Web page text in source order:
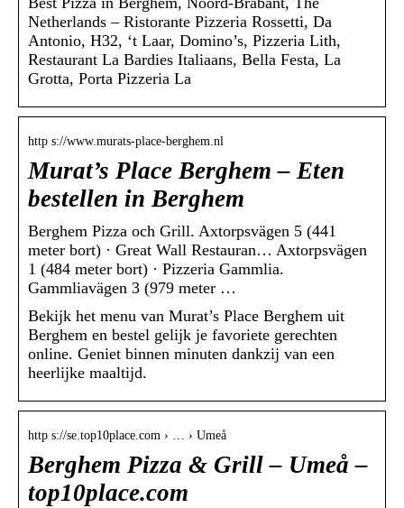
Netherlands – Ristorante Pizzeria Rossetti, Da
Antonio, H32, ‘t Laar, Domino’s, Pizzeria Lith,
Restaurant La Bardies Italiaans, Bella Festa, La
Grotta, Porta Pizzeria La
http s://www.murats-place-berghem.nl
Murat’s Place Berghem – Eten
bestellen in Berghem
Berghem Pizza och Grill. Axtorpsvägen 5 (441
meter bort) · Great Wall Restauran… Axtorpsvägen
1 (484 meter bort) · Pizzeria Gammlia.
Gammliavägen 3 (979 meter …
Bekijk het menu van Murat’s Place Berghem uit
Berghem en bestel gelijk je favoriete gerechten
online. Geniet binnen minuten dankzij van een
heerlijke maaltijd.
http s://se.top10place.com › … › Umeå
Berghem Pizza & Grill – Umeå –
top10place.com